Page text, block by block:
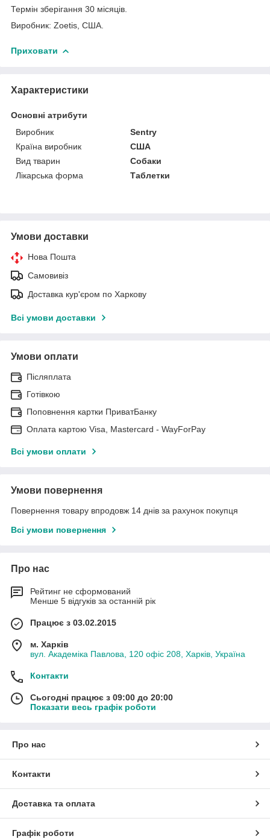
Термін зберігання 30 місяців.
Виробник: Zoetis, США.
Приховати
Характеристики
Основні атрибути
Виробник
Sentry
Країна виробник
США
Вид тварин
Собаки
Лікарська форма
Таблетки
Умови доставки
Нова Пошта
Самовивіз
Доставка кур'єром по Харкову
Всі умови доставки
Умови оплати
Післяплата
Готівкою
Поповнення картки ПриватБанку
Оплата картою Visa, Mastercard - WayForPay
Всі умови оплати
Умови повернення
Повернення товару впродовж 14 днів за рахунок покупця
Всі умови повернення
Про нас
Рейтинг не сформований
Менше 5 відгуків за останній рік
Працює з 03.02.2015
м. Харків
вул. Академіка Павлова, 120 офіс 208, Харків, Україна
Контакти
Сьогодні працює з 09:00 до 20:00
Показати весь графік роботи
Про нас
Контакти
Доставка та оплата
Графік роботи